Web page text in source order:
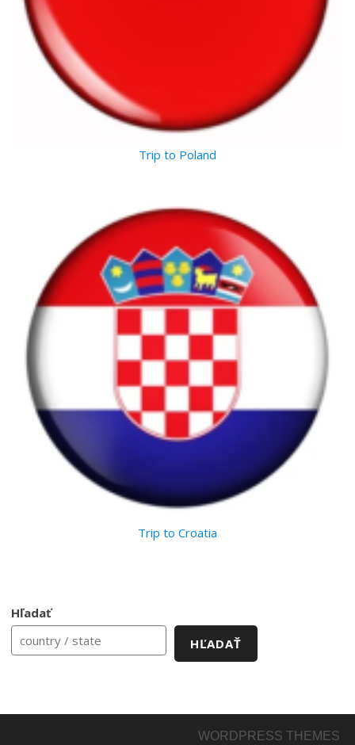
Trip to Poland
Trip to Croatia
Hľadať
HĽADAŤ
WORDPRESS THEMES